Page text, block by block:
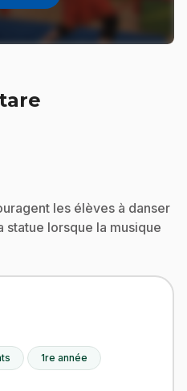
les élèves à danser
statue lorsque la musique
1re année